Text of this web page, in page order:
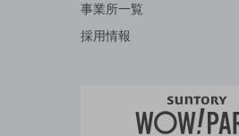
事業所一覧
採用情報